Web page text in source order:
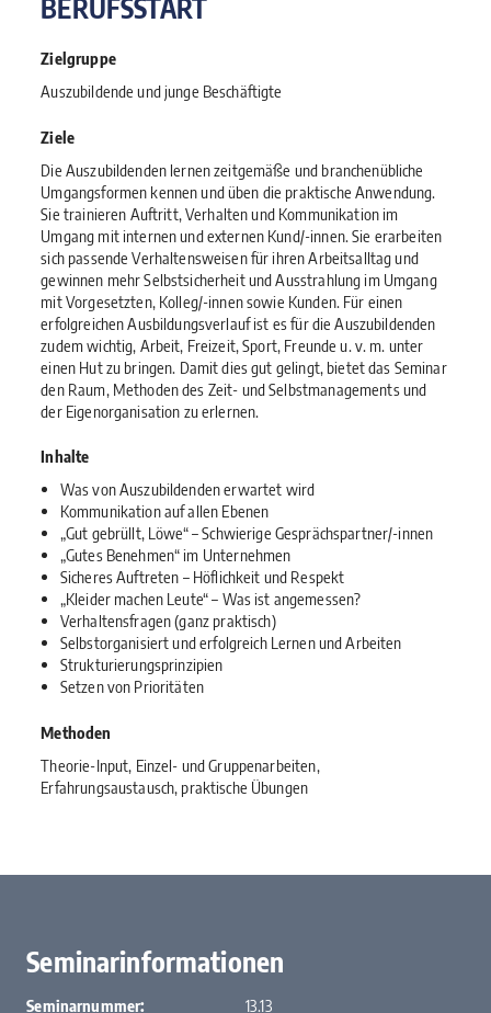
BERUFSSTART
Zielgruppe
Auszubildende und junge Beschäftigte
Ziele
Die Auszubildenden lernen zeitgemäße und branchenübliche
Umgangsformen kennen und üben die praktische Anwendung.
Sie trainieren Auftritt, Verhalten und Kommunikation im
Umgang mit internen und externen Kund/-innen. Sie erarbeiten
sich passende Verhaltensweisen für ihren Arbeitsalltag und
gewinnen mehr Selbstsicherheit und Ausstrahlung im Umgang
mit Vorgesetzten, Kolleg/-innen sowie Kunden. Für einen
erfolgreichen Ausbildungsverlauf ist es für die Auszubildenden
zudem wichtig, Arbeit, Freizeit, Sport, Freunde u. v. m. unter
einen Hut zu bringen. Damit dies gut gelingt, bietet das Seminar
den Raum, Methoden des Zeit- und Selbstmanagements und
der Eigenorganisation zu erlernen.
Inhalte
Was von Auszubildenden erwartet wird
Kommunikation auf allen Ebenen
„Gut gebrüllt, Löwe“ – Schwierige Gesprächspartner/-innen
„Gutes Benehmen“ im Unternehmen
Sicheres Auftreten – Höflichkeit und Respekt
„Kleider machen Leute“ – Was ist angemessen?
Verhaltensfragen (ganz praktisch)
Selbstorganisiert und erfolgreich Lernen und Arbeiten
Strukturierungsprinzipien
Setzen von Prioritäten
Methoden
Theorie-Input, Einzel- und Gruppenarbeiten,
Erfahrungsaustausch, praktische Übungen
Seminarinformationen
Seminarnummer:
13.13